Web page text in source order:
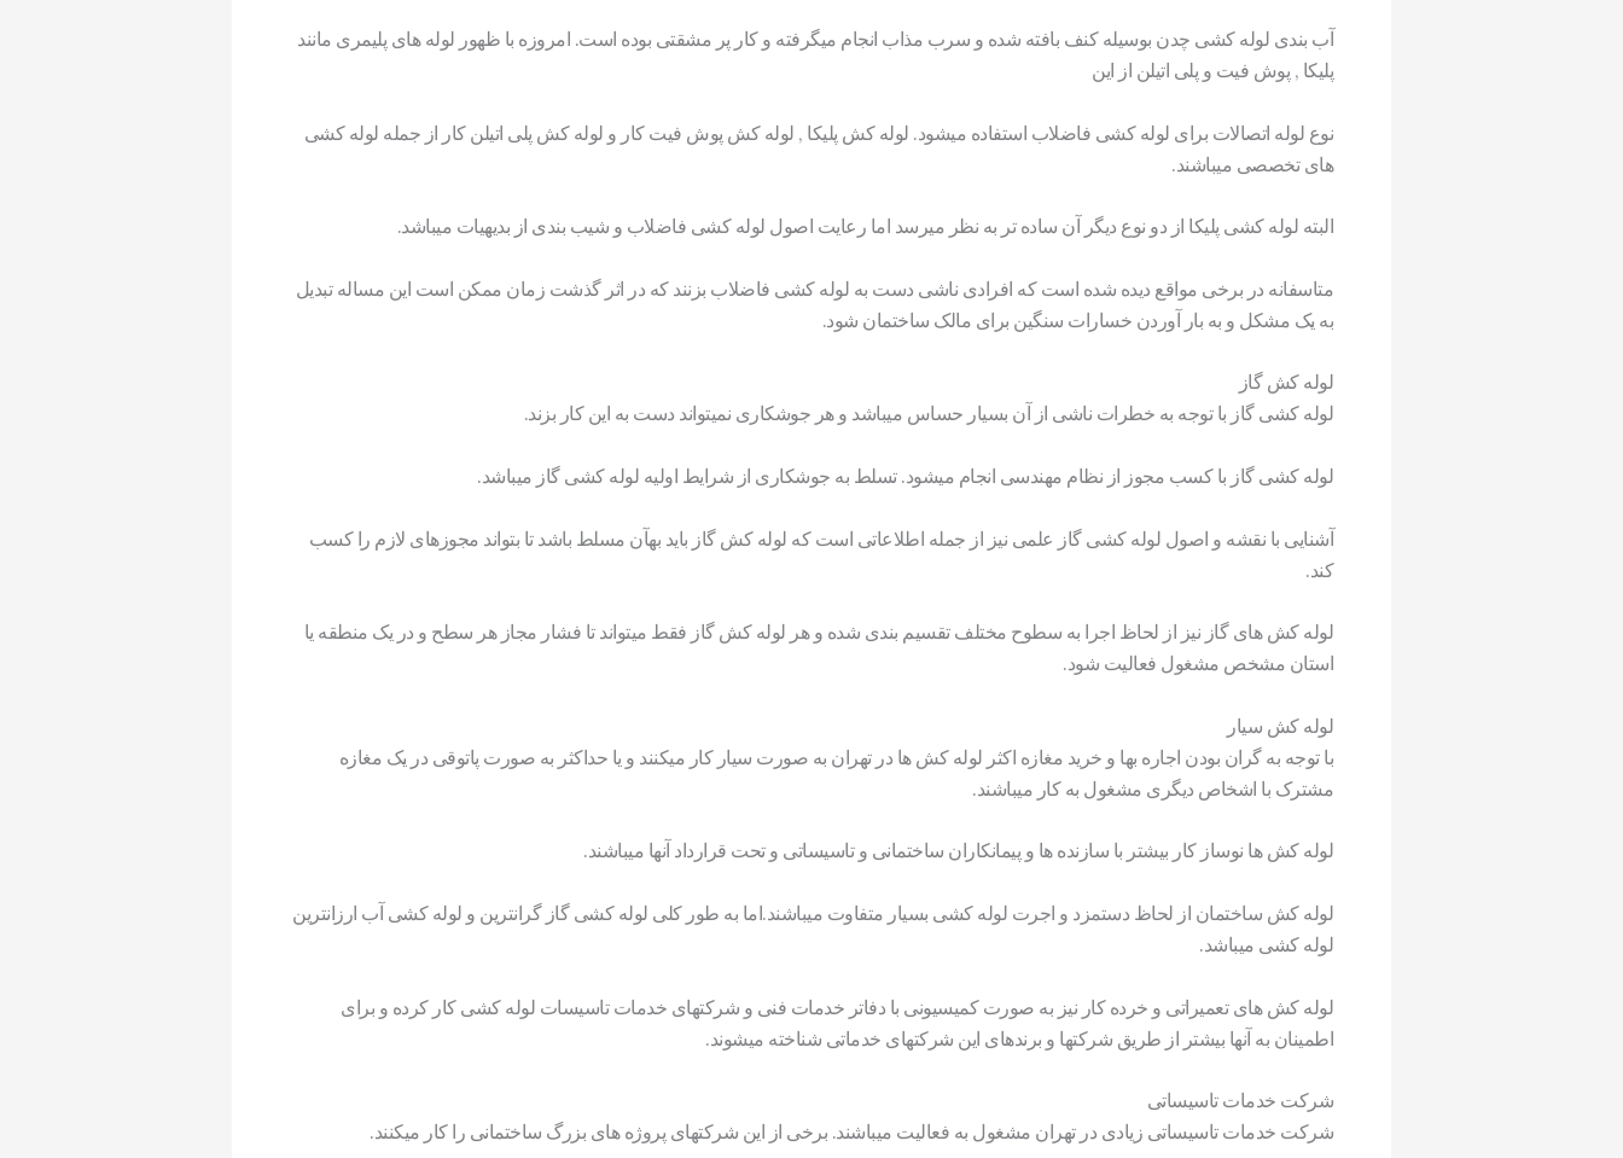
آب بندی لوله کشی چدن بوسیله کنف بافته شده و سرب مذاب انجام میگرفته و کار پر مشقتی بوده است. امروزه با ظهور لوله های پلیمری مانند
پلیکا , پوش فیت و پلی اتیلن از این
نوع لوله اتصالات برای لوله کشی فاضلاب استفاده میشود. لوله کش پلیکا , لوله کش پوش فیت کار و لوله کش پلی اتیلن کار از جمله لوله کشی
های تخصصی میباشند.
البته لوله کشی پلیکا از دو نوع دیگر آن ساده تر به نظر میرسد اما رعایت اصول لوله کشی فاضلاب و شیب بندی از بدیهیات میباشد.
متاسفانه در برخی مواقع دیده شده است که افرادی ناشی دست به لوله کشی فاضلاب بزنند که در اثر گذشت زمان ممکن است این مساله تبدیل
به یک مشکل و به بار آوردن خسارات سنگین برای مالک ساختمان شود.
لوله کش گاز
لوله کشی گاز با توجه به خطرات ناشی از آن بسیار حساس میباشد و هر جوشکاری نمیتواند دست به این کار بزند.
لوله کشی گاز با کسب مجوز از نظام مهندسی انجام میشود. تسلط به جوشکاری از شرایط اولیه لوله کشی گاز میباشد.
آشنایی با نقشه و اصول لوله کشی گاز علمی نیز از جمله اطلاعاتی است که لوله کش گاز باید بهآن مسلط باشد تا بتواند مجوزهای لازم را کسب
کند.
لوله کش های گاز نیز از لحاظ اجرا به سطوح مختلف تقسیم بندی شده و هر لوله کش گاز فقط میتواند تا فشار مجاز هر سطح و در یک منطقه یا
استان مشخص مشغول فعالیت شود.
لوله کش سیار
با توجه به گران بودن اجاره بها و خرید مغازه اکثر لوله کش ها در تهران به صورت سیار کار میکنند و یا حداکثر به صورت پاتوقی در یک مغازه
مشترک با اشخاص دیگری مشغول به کار میباشند.
لوله کش ها نوساز کار بیشتر با سازنده ها و پیمانکاران ساختمانی و تاسیساتی و تحت قرارداد آنها میباشند.
لوله کش ساختمان از لحاظ دستمزد و اجرت لوله کشی بسیار متفاوت میباشند.اما به طور کلی لوله کشی گاز گرانترین و لوله کشی آب ارزانترین
لوله کشی میباشد.
لوله کش های تعمیراتی و خرده کار نیز به صورت کمیسیونی با دفاتر خدمات فنی و شرکتهای خدمات تاسیسات لوله کشی کار کرده و برای
اطمینان به آنها بیشتر از طریق شرکتها و برندهای این شرکتهای خدماتی شناخته میشوند.
شرکت خدمات تاسیساتی
شرکت خدمات تاسیساتی زیادی در تهران مشغول به فعالیت میباشند. برخی از این شرکتهای پروژه های بزرگ ساختمانی را کار میکنند.